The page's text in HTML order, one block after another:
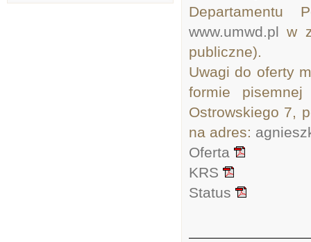
Departamentu
www.umwd.pl w
publiczne).
Uwagi do oferty
formie
Ostrowskiego 7,
na adres:
Oferta
KRS
Status